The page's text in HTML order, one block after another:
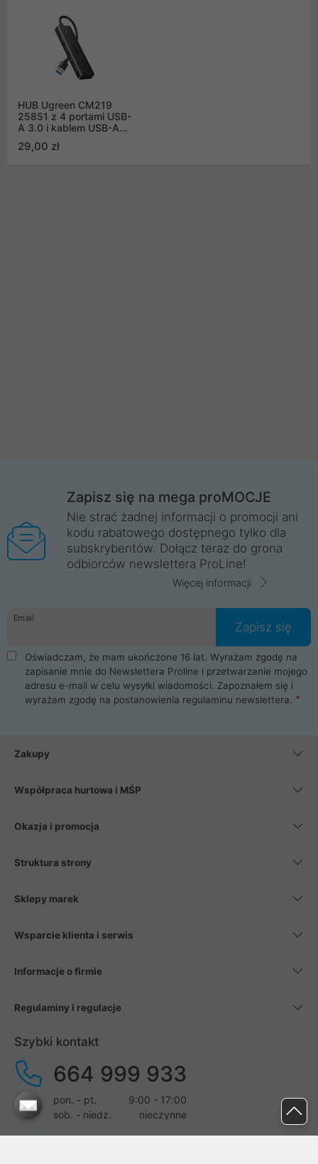
HUB Ugreen CM219
25851 z 4 portami USB-
A 3.0 i kablem USB-A
29,00 zł
Zapisz się na mega proMOCJE
Nie strać żadnej informacji o promocji ani
kodu rabatowego dostępnego tylko dla
subskrybentów. Dołącz teraz do grona
odbiorców newslettera ProLine!
Więcej informacji
Email
Zapisz się
Oświadczam, że mam ukończone 16 lat. Wyrażam zgodę na
zapisanie mnie do Newslettera Proline i przetwarzanie mojego
adresu e-mail w celu wysyłki wiadomości. Zapoznałem się i
wyrażam zgodę na postanowienia regulaminu newslettera.
Zakupy
Współpraca hurtowa i MŚP
Okazja i promocja
Struktura strony
Sklepy marek
Wsparcie klienta i serwis
Informacje o firmie
Regulaminy i regulacje
Szybki kontakt
664 999 933
pon. - pt.
9:00 - 17:00
sob. - niedz.
nieczynne